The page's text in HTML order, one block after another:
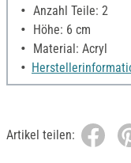
Anzahl Teile: 2
Höhe: 6 cm
Material: Acryl
Artikel teilen: